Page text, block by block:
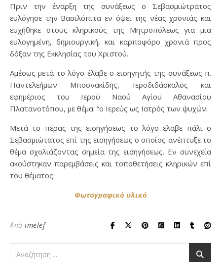
Πριν την έναρξη της συνάξεως ο Σεβασμιώτρατος
ευλόγησε την Βασιλόπιτα εν όψει της νέας χρονιάς και
ευχήθηκε στους κληρικούς της Μητροπόλεως για μια
ευλογημένη, δημιουργική, και καρποφόρο χρονιά προς
δόξαν της Εκκλησίας του Χριστού.
Αμέσως μετά το λόγο έλαβε ο εισηγητής της συνάξεως π.
Παντελεήμων Μποσνακίδης, Ιεροδιδάσκαλος και
εφημέριος του Ιερού Ναού Αγίου Αθανασίου
Πλατανοτόπου, με θέμα: “ο Ιερεύς ως Ιατρός των ψυχών.
Μετά το πέρας της εισηγήσεως το λόγο έλαβε πάλι ο
Σεβασμιώτατος επί της εισηγήσεως ο οποίος ανέπτυξε το
θέμα σχολιάζοντας σημεία της εισηγήσεως. Εν συνεχεία
ακούστηκαν παρεμβάσεις και τοποθετήσεις κληρικών επί
του θέματος.
Φωτογραφικό υλικό
Από imelef